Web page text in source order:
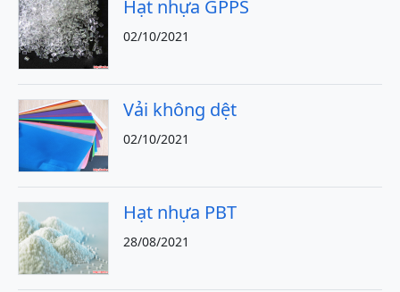
Hạt nhựa GPPS
02/10/2021
Vải không dệt
02/10/2021
Hạt nhựa PBT
28/08/2021